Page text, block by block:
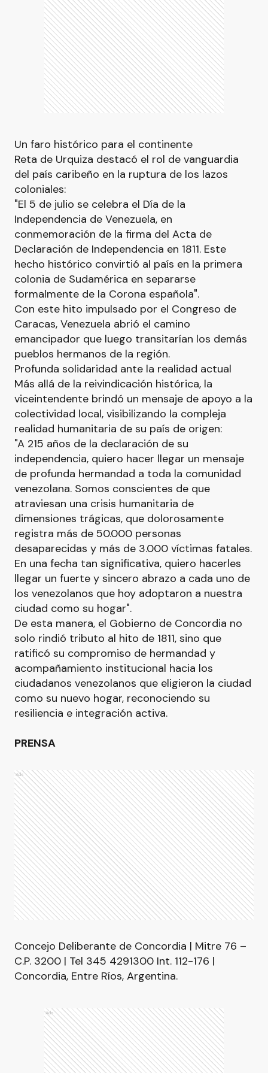
Un faro histórico para el continente
Reta de Urquiza destacó el rol de vanguardia
del país caribeño en la ruptura de los lazos
coloniales:
"El 5 de julio se celebra el Día de la
Independencia de Venezuela, en
conmemoración de la firma del Acta de
Declaración de Independencia en 1811. Este
hecho histórico convirtió al país en la primera
colonia de Sudamérica en separarse
formalmente de la Corona española".
Con este hito impulsado por el Congreso de
Caracas, Venezuela abrió el camino
emancipador que luego transitarían los demás
pueblos hermanos de la región.
Profunda solidaridad ante la realidad actual
Más allá de la reivindicación histórica, la
viceintendente brindó un mensaje de apoyo a la
colectividad local, visibilizando la compleja
realidad humanitaria de su país de origen:
"A 215 años de la declaración de su
independencia, quiero hacer llegar un mensaje
de profunda hermandad a toda la comunidad
venezolana. Somos conscientes de que
atraviesan una crisis humanitaria de
dimensiones trágicas, que dolorosamente
registra más de 50.000 personas
desaparecidas y más de 3.000 víctimas fatales.
En una fecha tan significativa, quiero hacerles
llegar un fuerte y sincero abrazo a cada uno de
los venezolanos que hoy adoptaron a nuestra
ciudad como su hogar".
De esta manera, el Gobierno de Concordia no
solo rindió tributo al hito de 1811, sino que
ratificó su compromiso de hermandad y
acompañamiento institucional hacia los
ciudadanos venezolanos que eligieron la ciudad
como su nuevo hogar, reconociendo su
resiliencia e integración activa.
PRENSA
Ads
Concejo Deliberante de Concordia | Mitre 76 –
C.P. 3200 | Tel 345 4291300 Int. 112-176 |
Concordia, Entre Ríos, Argentina.
Ads